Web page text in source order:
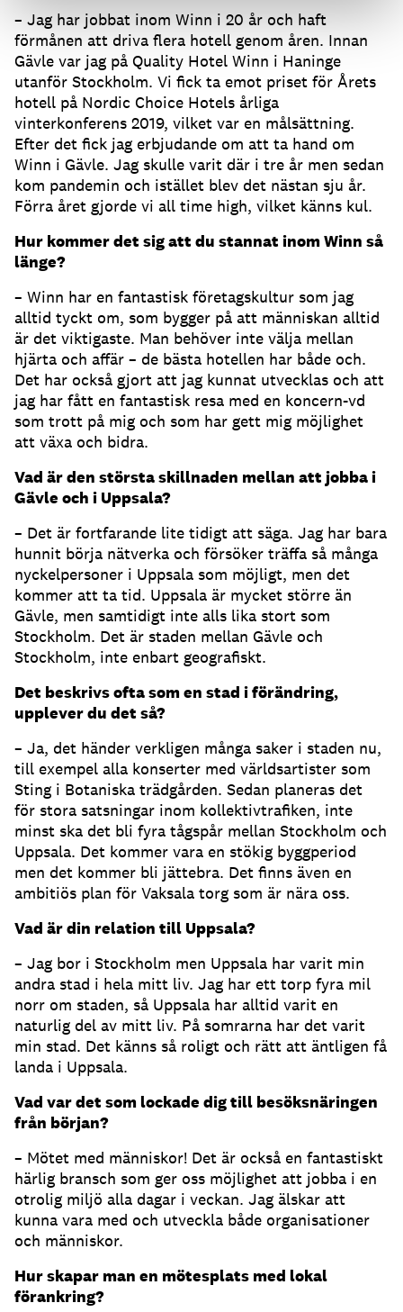
– Jag har jobbat inom Winn i 20 år och haft
förmånen att driva flera hotell genom åren. Innan
Gävle var jag på Quality Hotel Winn i Haninge
utanför Stockholm. Vi fick ta emot priset för Årets
hotell på Nordic Choice Hotels årliga
vinterkonferens 2019, vilket var en målsättning.
Efter det fick jag erbjudande om att ta hand om
Winn i Gävle. Jag skulle varit där i tre år men sedan
kom pandemin och istället blev det nästan sju år.
Förra året gjorde vi all time high, vilket känns kul.
Hur kommer det sig att du stannat inom Winn så
länge?
– Winn har en fantastisk företagskultur som jag
alltid tyckt om, som bygger på att människan alltid
är det viktigaste. Man behöver inte välja mellan
hjärta och affär – de bästa hotellen har både och.
Det har också gjort att jag kunnat utvecklas och att
jag har fått en fantastisk resa med en koncern-vd
som trott på mig och som har gett mig möjlighet
att växa och bidra.
Vad är den största skillnaden mellan att jobba i
Gävle och i Uppsala?
– Det är fortfarande lite tidigt att säga. Jag har bara
hunnit börja nätverka och försöker träffa så många
nyckelpersoner i Uppsala som möjligt, men det
kommer att ta tid. Uppsala är mycket större än
Gävle, men samtidigt inte alls lika stort som
Stockholm. Det är staden mellan Gävle och
Stockholm, inte enbart geografiskt.
Det beskrivs ofta som en stad i förändring,
upplever du det så?
– Ja, det händer verkligen många saker i staden nu,
till exempel alla konserter med världsartister som
Sting i Botaniska trädgården. Sedan planeras det
för stora satsningar inom kollektivtrafiken, inte
minst ska det bli fyra tågspår mellan Stockholm och
Uppsala. Det kommer vara en stökig byggperiod
men det kommer bli jättebra. Det finns även en
ambitiös plan för Vaksala torg som är nära oss.
Vad är din relation till Uppsala?
– Jag bor i Stockholm men Uppsala har varit min
andra stad i hela mitt liv. Jag har ett torp fyra mil
norr om staden, så Uppsala har alltid varit en
naturlig del av mitt liv. På somrarna har det varit
min stad. Det känns så roligt och rätt att äntligen få
landa i Uppsala.
Vad var det som lockade dig till besöksnäringen
från början?
– Mötet med människor! Det är också en fantastiskt
härlig bransch som ger oss möjlighet att jobba i en
otrolig miljö alla dagar i veckan. Jag älskar att
kunna vara med och utveckla både organisationer
och människor.
Hur skapar man en mötesplats med lokal
förankring?